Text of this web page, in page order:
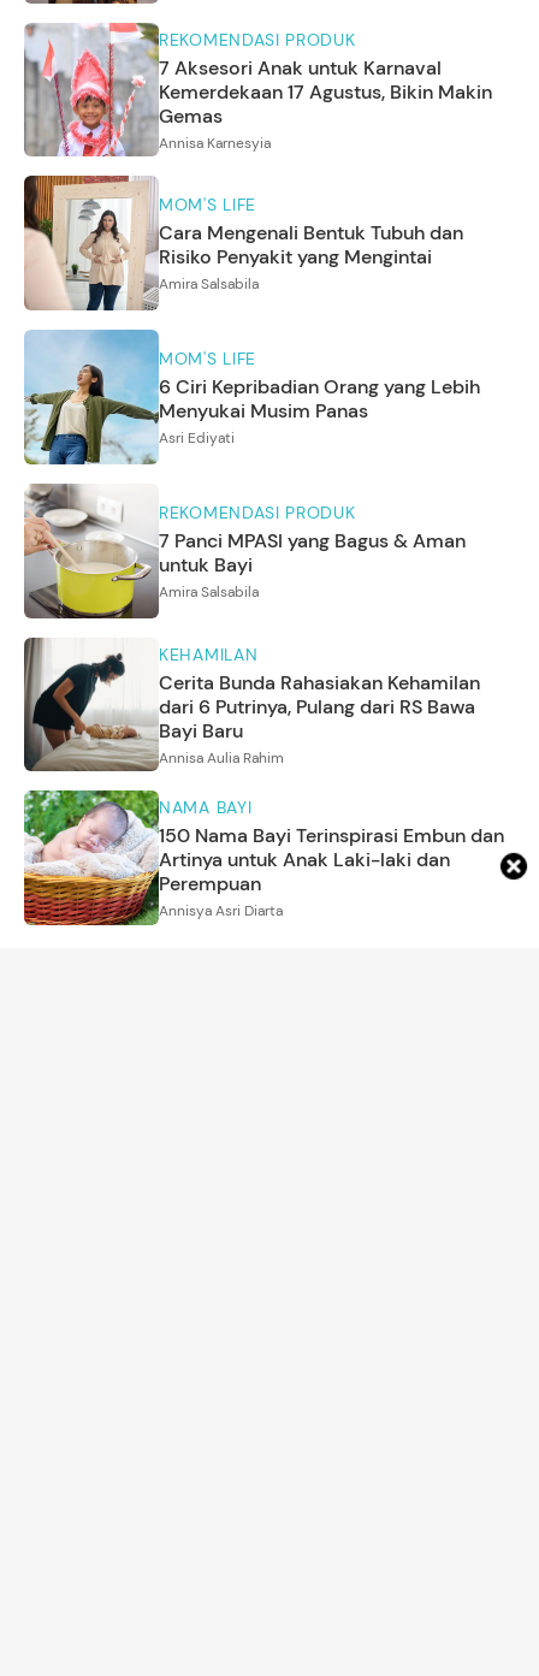
REKOMENDASI PRODUK
7 Aksesori Anak untuk Karnaval
Kemerdekaan 17 Agustus, Bikin Makin
Gemas
Annisa Karnesyia
MOM'S LIFE
Cara Mengenali Bentuk Tubuh dan
Risiko Penyakit yang Mengintai
Amira Salsabila
MOM'S LIFE
6 Ciri Kepribadian Orang yang Lebih
Menyukai Musim Panas
Asri Ediyati
REKOMENDASI PRODUK
7 Panci MPASI yang Bagus & Aman
untuk Bayi
Amira Salsabila
KEHAMILAN
Cerita Bunda Rahasiakan Kehamilan
dari 6 Putrinya, Pulang dari RS Bawa
Bayi Baru
Annisa Aulia Rahim
NAMA BAYI
150 Nama Bayi Terinspirasi Embun dan
Artinya untuk Anak Laki-laki dan
Perempuan
Annisya Asri Diarta